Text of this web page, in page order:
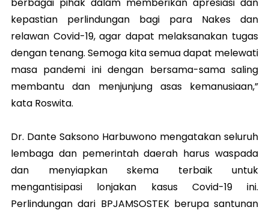
kepastian perlindungan bagi para Nakes dan
relawan Covid-19, agar dapat melaksanakan tugas
dengan tenang. Semoga kita semua dapat melewati
masa pandemi ini dengan bersama-sama saling
membantu dan menjunjung asas kemanusiaan,”
kata Roswita.
Dr. Dante Saksono Harbuwono mengatakan seluruh
lembaga dan pemerintah daerah harus waspada
dan menyiapkan skema terbaik untuk
mengantisipasi lonjakan kasus Covid-19 ini.
Perlindungan dari BPJAMSOSTEK berupa santunan